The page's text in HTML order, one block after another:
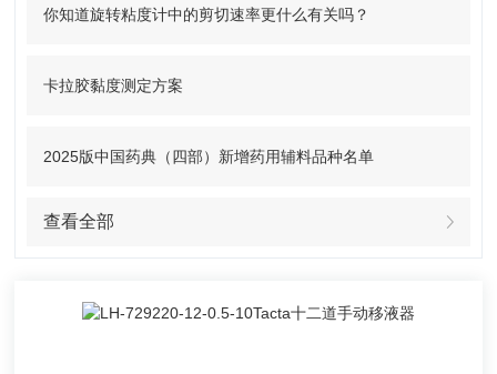
你知道旋转粘度计中的剪切速率更什么有关吗？
卡拉胶黏度测定方案
2025版中国药典（四部）新增药用辅料品种名单
查看全部